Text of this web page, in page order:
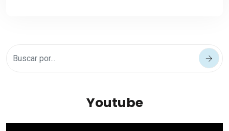
Youtube